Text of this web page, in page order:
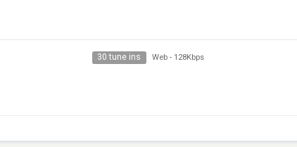
30 tune ins Web - 128Kbps